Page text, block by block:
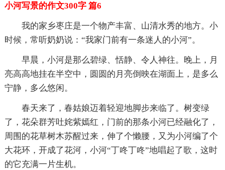
小河写景的作文300字 篇6
我的家乡枣庄是一个物产丰富、山清水秀的地方。小
时候，常听奶奶说：“我家门前有一条迷人的小河”。
早晨，小河是那么碧绿、恬静、令人神往。晚上，月
亮高高地挂在半空中，圆圆的月亮倒映在湖面上，是多么
宁静，多么悠闲。
春天来了，春姑娘迈着轻迎地脚步来临了。树变绿
了，花朵群芳吐姹紫嫣红，门前的那条小河已经融化了，
周围的花草树木苏醒过来，伸了个懒腰，又为小河编了个
大花环，开成了花河，小河“丁咚丁咚”地唱起了歌，这时
的它充满一片生机。